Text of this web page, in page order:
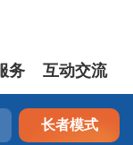
务 互动交流
长者模式